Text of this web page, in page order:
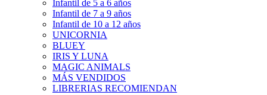
Infantil de 5 a 6 años
Infantil de 7 a 9 años
Infantil de 10 a 12 años
UNICORNIA
BLUEY
IRIS Y LUNA
MAGIC ANIMALS
MÁS VENDIDOS
LIBRERIAS RECOMIENDAN